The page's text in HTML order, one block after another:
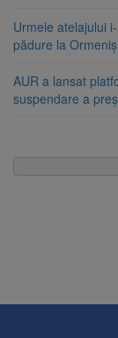
Urmele atelajului
pădure la Ormeniș
AUR a lansat
suspendare a